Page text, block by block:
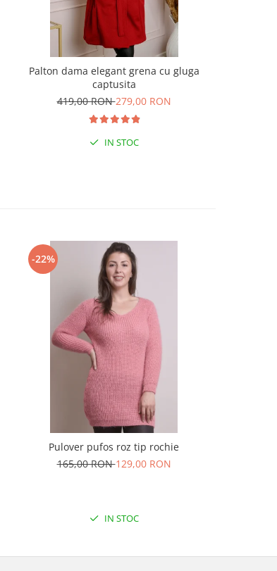
Palton dama elegant grena cu gluga
captusita
419,00 RON279,00 RON
IN STOC
-22%
Pulover pufos roz tip rochie
165,00 RON129,00 RON
IN STOC